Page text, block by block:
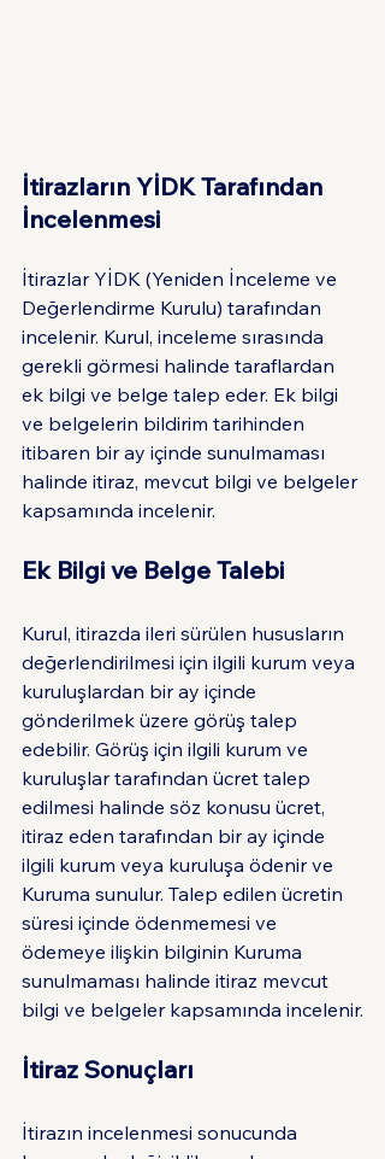
İtirazların YİDK Tarafından
İncelenmesi
İtirazlar YİDK (Yeniden İnceleme ve
Değerlendirme Kurulu) tarafından
incelenir. Kurul, inceleme sırasında
gerekli görmesi halinde taraflardan
ek bilgi ve belge talep eder. Ek bilgi
ve belgelerin bildirim tarihinden
itibaren bir ay içinde sunulmaması
halinde itiraz, mevcut bilgi ve belgeler
kapsamında incelenir.
Ek Bilgi ve Belge Talebi
Kurul, itirazda ileri sürülen hususların
değerlendirilmesi için ilgili kurum veya
kuruluşlardan bir ay içinde
gönderilmek üzere görüş talep
edebilir. Görüş için ilgili kurum ve
kuruluşlar tarafından ücret talep
edilmesi halinde söz konusu ücret,
itiraz eden tarafından bir ay içinde
ilgili kurum veya kuruluşa ödenir ve
Kuruma sunulur. Talep edilen ücretin
süresi içinde ödenmemesi ve
ödemeye ilişkin bilginin Kuruma
sunulmaması halinde itiraz mevcut
bilgi ve belgeler kapsamında incelenir.
İtiraz Sonuçları
İtirazın incelenmesi sonucunda